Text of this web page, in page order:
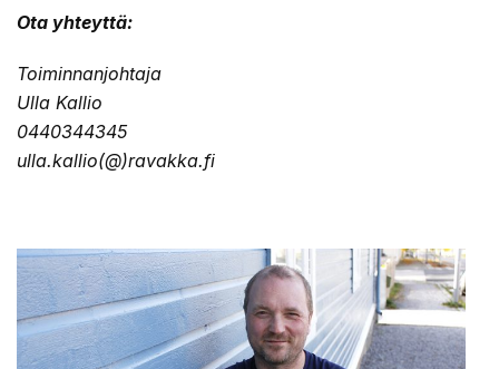
Ota yhteyttä:
Toiminnanjohtaja
Ulla Kallio
0440344345
ulla.kallio(@)ravakka.fi